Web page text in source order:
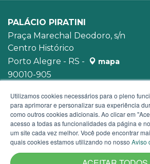
PALÁCIO PIRATINI
Praça Marechal Deodoro, s/n
Centro Histórico
Porto Alegre - RS -
mapa
90010-905
Utilizamos cookies necessários para o pleno
para aprimorar e personalizar sua experiência
como outros cookies adicionais. Ao clicar em
acesso a todas as funcionalidades da página e
um site cada vez melhor. Você pode encontrar
quais cookies estamos utilizando no nosso Aviso